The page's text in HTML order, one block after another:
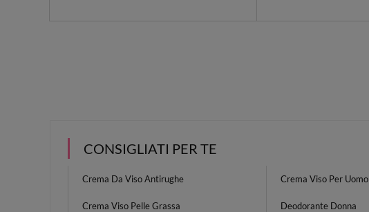
CONSIGLIATI PER TE
Crema Da Viso Antirughe Crema Viso Per Uomo
Crema Viso Pelle Grassa Deodorante Donna